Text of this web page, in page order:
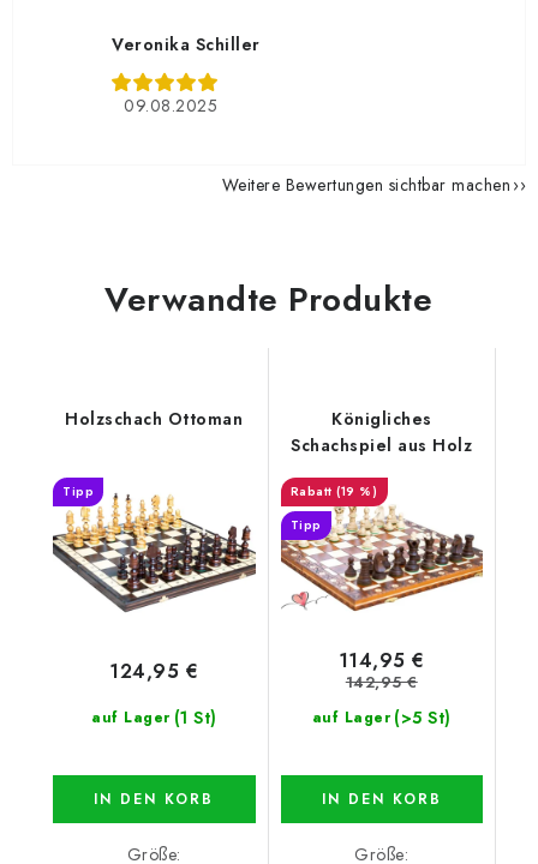
Veronika Schiller
09.08.2025
Weitere Bewertungen sichtbar machen
Verwandte Produkte
Holzschach Ottoman
Tipp
auf Lager (1 St)
124,95 €
IN DEN KORB
Größe:
Königliches
Schachspiel aus Holz
(19 %)
Tipp
auf Lager (>5 St)
114,95 €
142,95 €
IN DEN KORB
Größe: